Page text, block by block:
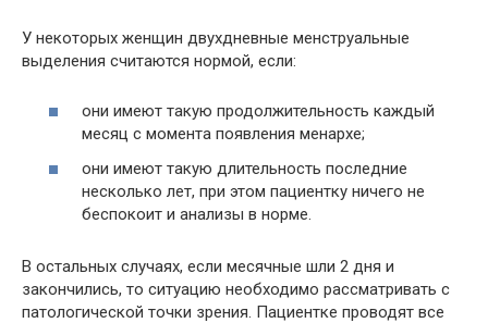
У некоторых женщин двухдневные менструальные
выделения считаются нормой, если:
они имеют такую продолжительность каждый
месяц с момента появления менархе;
они имеют такую длительность последние
несколько лет, при этом пациентку ничего не
беспокоит и анализы в норме.
В остальных случаях, если месячные шли 2 дня и
закончились, то ситуацию необходимо рассматривать с
патологической точки зрения. Пациентке проводят все